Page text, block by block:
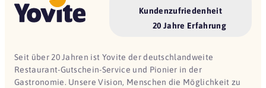
Kundenzufriedenheit
20 Jahre Erfahrung
Seit über 20 Jahren ist Yovite der deutschlandweite
Restaurant-Gutschein-Service und Pionier in der
Gastronomie. Unsere Vision, Menschen die Möglichkeit zu